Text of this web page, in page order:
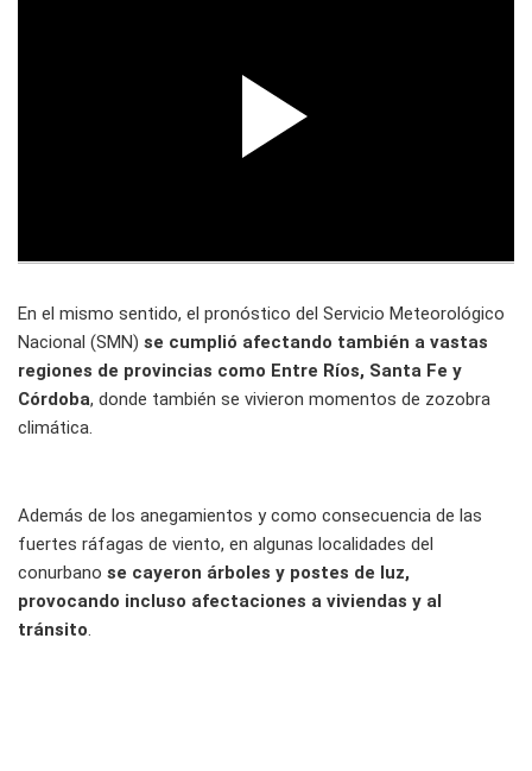
En el mismo sentido, el pronóstico del Servicio Meteorológico
Nacional (SMN) se cumplió afectando también a vastas
regiones de provincias como Entre Ríos, Santa Fe y
Córdoba, donde también se vivieron momentos de zozobra
climática.
Además de los anegamientos y como consecuencia de las
fuertes ráfagas de viento, en algunas localidades del
conurbano se cayeron árboles y postes de luz,
provocando incluso afectaciones a viviendas y al
tránsito.